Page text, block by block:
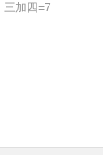
三加四=7